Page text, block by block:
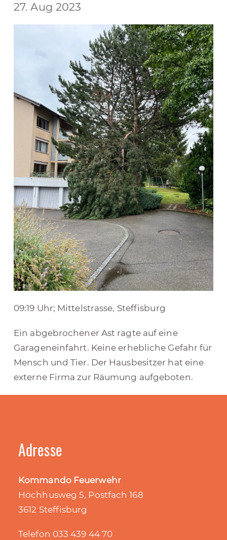
27. Aug 2023
09:19 Uhr; Mittelstrasse, Steffisburg
Ein abgebrochener Ast ragte auf eine
Garageneinfahrt. Keine erhebliche Gefahr für
Mensch und Tier. Der Hausbesitzer hat eine
externe Firma zur Räumung aufgeboten.
Adresse
Kommando Feuerwehr
Höchhusweg 5, Postfach 168
3612 Steffisburg
Telefon 033 439 44 70